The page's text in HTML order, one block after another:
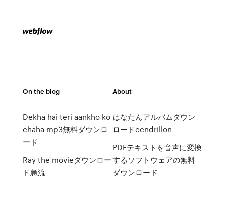
On the blog
Dekha hai teri aankho ko
chaha mp3無料ダウンロ
ード
Ray the movieダウンロー
ド急流
About
はなたんアルバムダウン
ロードcendrillon
PDFテキストを音声に変換
するソフトウェアの無料
ダウンロード